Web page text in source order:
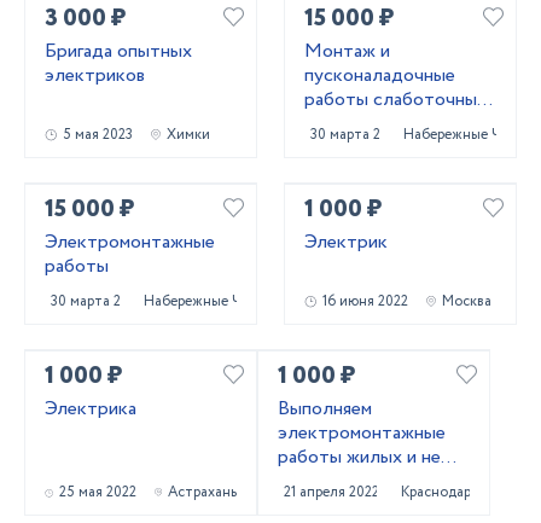
3 000 ₽
Бригада опытных
электриков
5 мая 2023 Химки
15 000 ₽
Монтаж и
пусконаладочные
работы слаботочных
систем
30 марта 2023 Набережные Челны
15 000 ₽
Электромонтажные
работы
30 марта 2023 Набережные Челны
1 000 ₽
Электрик
16 июня 2022 Москва
1 000 ₽
Электрика
25 мая 2022 Астрахань
1 000 ₽
Выполняем
электромонтажные
работы жилых и не
жилых помещений под
ключ. Также объекты
21 апреля 2022 Краснодар